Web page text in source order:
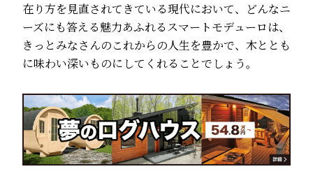
在り方を見直されてきている現代において、どんなニ
ーズにも答える魅力あふれるスマートモデューロは、
きっとみなさんのこれからの人生を豊かで、木ととも
に味わい深いものにしてくれることでしょう。